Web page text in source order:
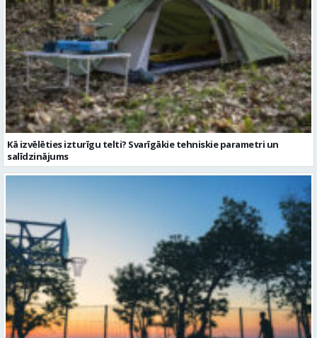
Kā izvēlēties izturīgu telti? Svarīgākie tehniskie parametri un
salīdzinājums